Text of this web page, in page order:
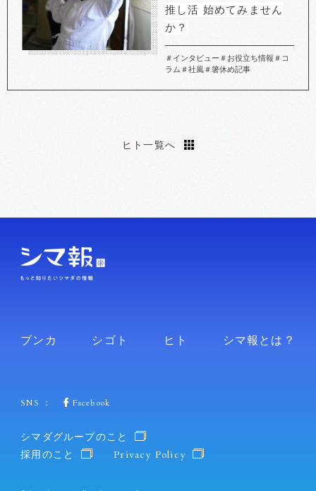
推し活 始めてみません
か？
＃インタビュー ＃お役立ち情報 ＃コ
ラム ＃社風＃箸休め記事
ヒト一覧へ
ブンカ シゴト ヒト シマ報とは？
SNS ： Facebook
シマダグループのこと
採用のこと
Privacy Policy